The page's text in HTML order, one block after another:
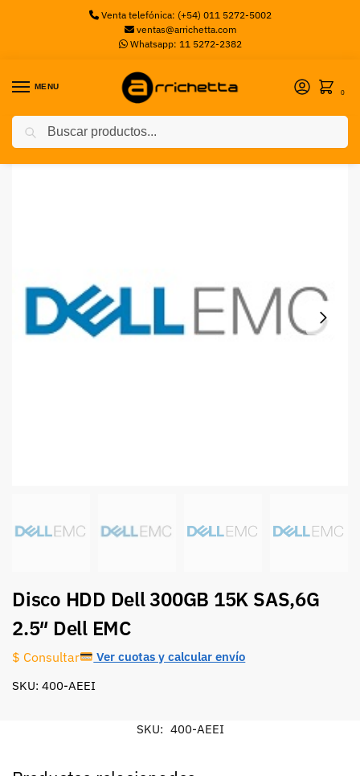
Venta telefónica: (+54) 011 5272-5002
ventas@arrichetta.com
Whatsapp: 11 5272-2382
MENU
0
Inicio Discos Servidor / Disco HDD Dell 300GB 15K SAS,6G 2.5″ Dell EMC
Disco HDD Dell 300GB 15K SAS,6G
2.5″ Dell EMC
$ Consultar Ver cuotas y calcular envío
SKU: 400-AEEI
SKU: 400-AEEI